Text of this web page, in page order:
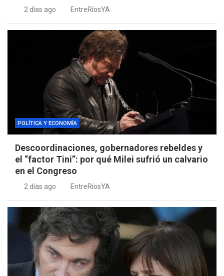
2 días ago EntreRíosYA
POLÍTICA Y ECONOMÍA
Descoordinaciones, gobernadores rebeldes y
el “factor Tini”: por qué Milei sufrió un calvario
en el Congreso
2 días ago EntreRíosYA